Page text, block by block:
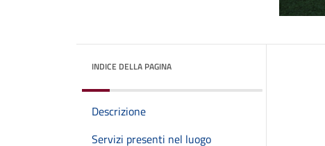
INDICE DELLA PAGINA
Descrizione
Servizi presenti nel luogo